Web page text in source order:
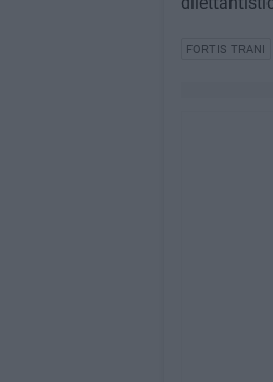
FORTIS TRANI